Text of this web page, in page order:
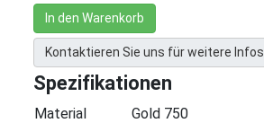
In den Warenkorb
Kontaktieren Sie uns für weitere Infos
Spezifikationen
Material
Gold 750